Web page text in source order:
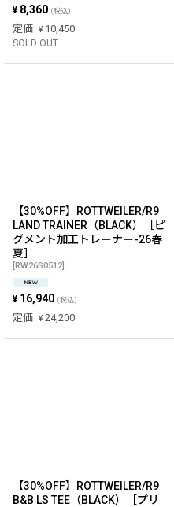
¥ 8,360 (税込)
定価: ¥ 10,450
SOLD OUT
【30%OFF】ROTTWEILER/R9
LAND TRAINER（BLACK）［ピ
グメント加工トレーナー-26春
夏］
[RW26S0512]
¥ 16,940 (税込)
定価: ¥ 24,200
【30%OFF】ROTTWEILER/R9
B&B LS TEE（BLACK）［プリ